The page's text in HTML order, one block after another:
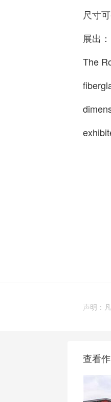
尺寸
展出
The
声明：
查看